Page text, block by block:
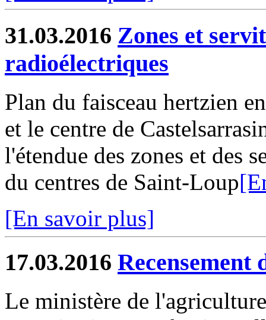
31.03.2016 Zones et
radioélectriques
Plan du faisceau hertzien
et le centre de
l'étendue des zones et des
du centres de Saint-Loup
[En savoir plus]
17.03.2016 Recensement
Le ministère de